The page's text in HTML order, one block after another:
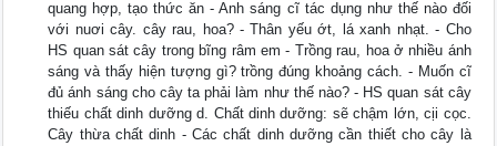
quang hợp, tạo thức ăn - Anh sáng cĩ tác dụng như thế nào đối
với nuơi cây. cây rau, hoa? - Thân yếu ớt, lá xanh nhạt. - Cho
HS quan sát cây trong bĩng râm em - Trồng rau, hoa ở nhiều ánh
sáng và thấy hiện tượng gì? trồng đúng khoảng cách. - Muốn cĩ
đủ ánh sáng cho cây ta phải làm như thế nào? - HS quan sát cây
thiếu chất dinh dưỡng d. Chất dinh dưỡng: sẽ chậm lớn, cịi cọc.
Cây thừa chất dinh - Các chất dinh dưỡng cần thiết cho cây là